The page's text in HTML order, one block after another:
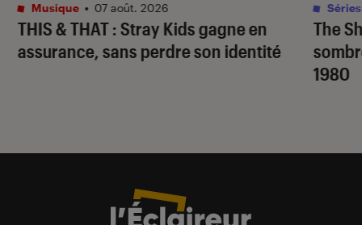
THIS & THAT: Stray Kids gagne en
assurance, sans perdre son identité
Musique • 07 août. 2026
The
1980
Séries